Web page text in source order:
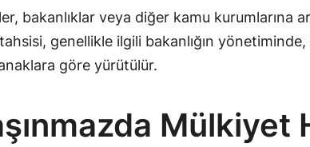
bakanlıklar veya diğer kamu kurumlarına
genellikle ilgili bakanlığın yönetiminde,
göre yürütülür.
Mülkiyet